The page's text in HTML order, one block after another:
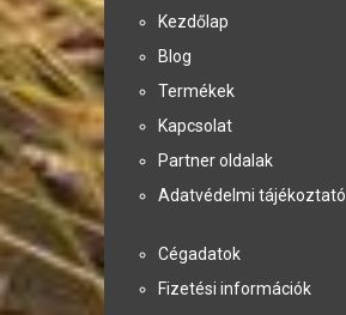
Kezdőlap
Blog
Termékek
Kapcsolat
Partner oldalak
Adatvédelmi tájékoztató
Cégadatok
Fizetési információk